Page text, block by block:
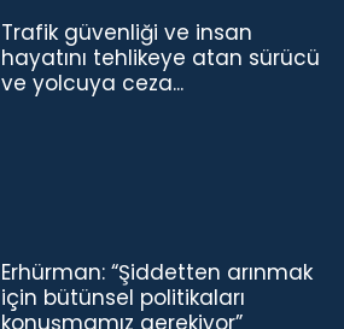
Trafik güvenliği ve insan
hayatını tehlikeye atan sürücü
ve yolcuya ceza...
Erhürman: “Şiddetten arınmak
için bütünsel politikaları
konuşmamız gerekiyor”